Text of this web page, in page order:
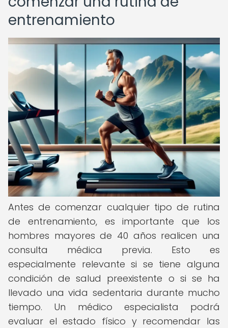
entrenamiento
Antes de comenzar cualquier tipo de rutina
de entrenamiento, es importante que los
hombres mayores de 40 años realicen una
consulta médica previa. Esto es
especialmente relevante si se tiene alguna
condición de salud preexistente o si se ha
llevado una vida sedentaria durante mucho
tiempo. Un médico especialista podrá
evaluar el estado físico y recomendar las